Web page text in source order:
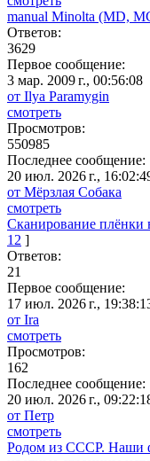
manual Minolta (MD,
Ответов:
3629
Первое сообщение:
3 мар. 2009 г., 00:56:08
от Ilya Paramygin
смотреть
Просмотров:
550985
Последнее сообщение:
20 июл. 2026 г.,
от Мёрзлая Собака
смотреть
Сканирование плёнки
1 2 ]
Ответов:
21
Первое сообщение:
17 июл. 2026 г.,
от Ira
смотреть
Просмотров:
162
Последнее сообщение:
20 июл. 2026 г.,
от Петр
смотреть
Родом из СССР. Наши